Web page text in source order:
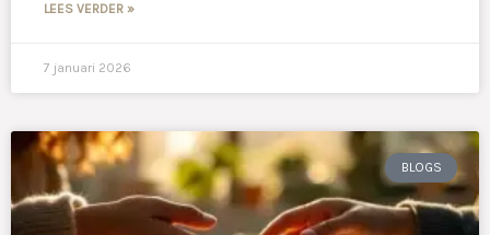
LEES VERDER »
7 januari 2026
BLOGS